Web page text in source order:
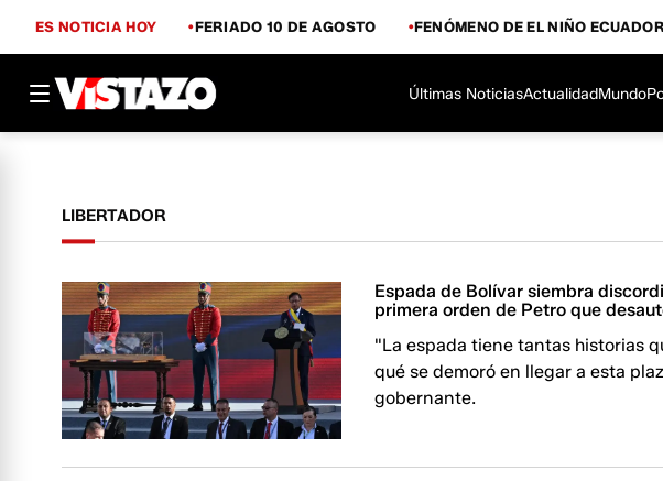
ES NOTICIA HOY FERIADO 10 DE AGOSTO FENÓMENO DE EL NIÑO ECUADOR
Últimas NoticiasActualidadMundo
LIBERTADOR
Espada de Bolívar siembra
primera orden de Petro que
"La espada tiene tantas historias
qué se demoró en llegar a esta
gobernante.